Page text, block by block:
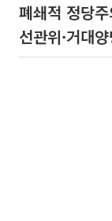
폐쇄적 정당
선관위·거대